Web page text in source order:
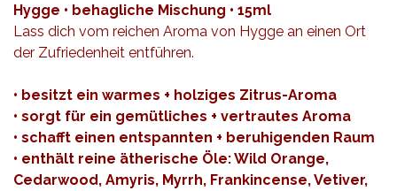
Hygge • behagliche Mischung • 15ml
Lass dich vom reichen Aroma von Hygge an einen Ort
der Zufriedenheit entführen.
• besitzt ein warmes + holziges Zitrus-Aroma
• sorgt für ein gemütliches + vertrautes Aroma
• schafft einen entspannten + beruhigenden Raum
• enthält reine ätherische Öle: Wild Orange,
Cedarwood, Amyris, Myrrh, Frankincense, Vetiver,